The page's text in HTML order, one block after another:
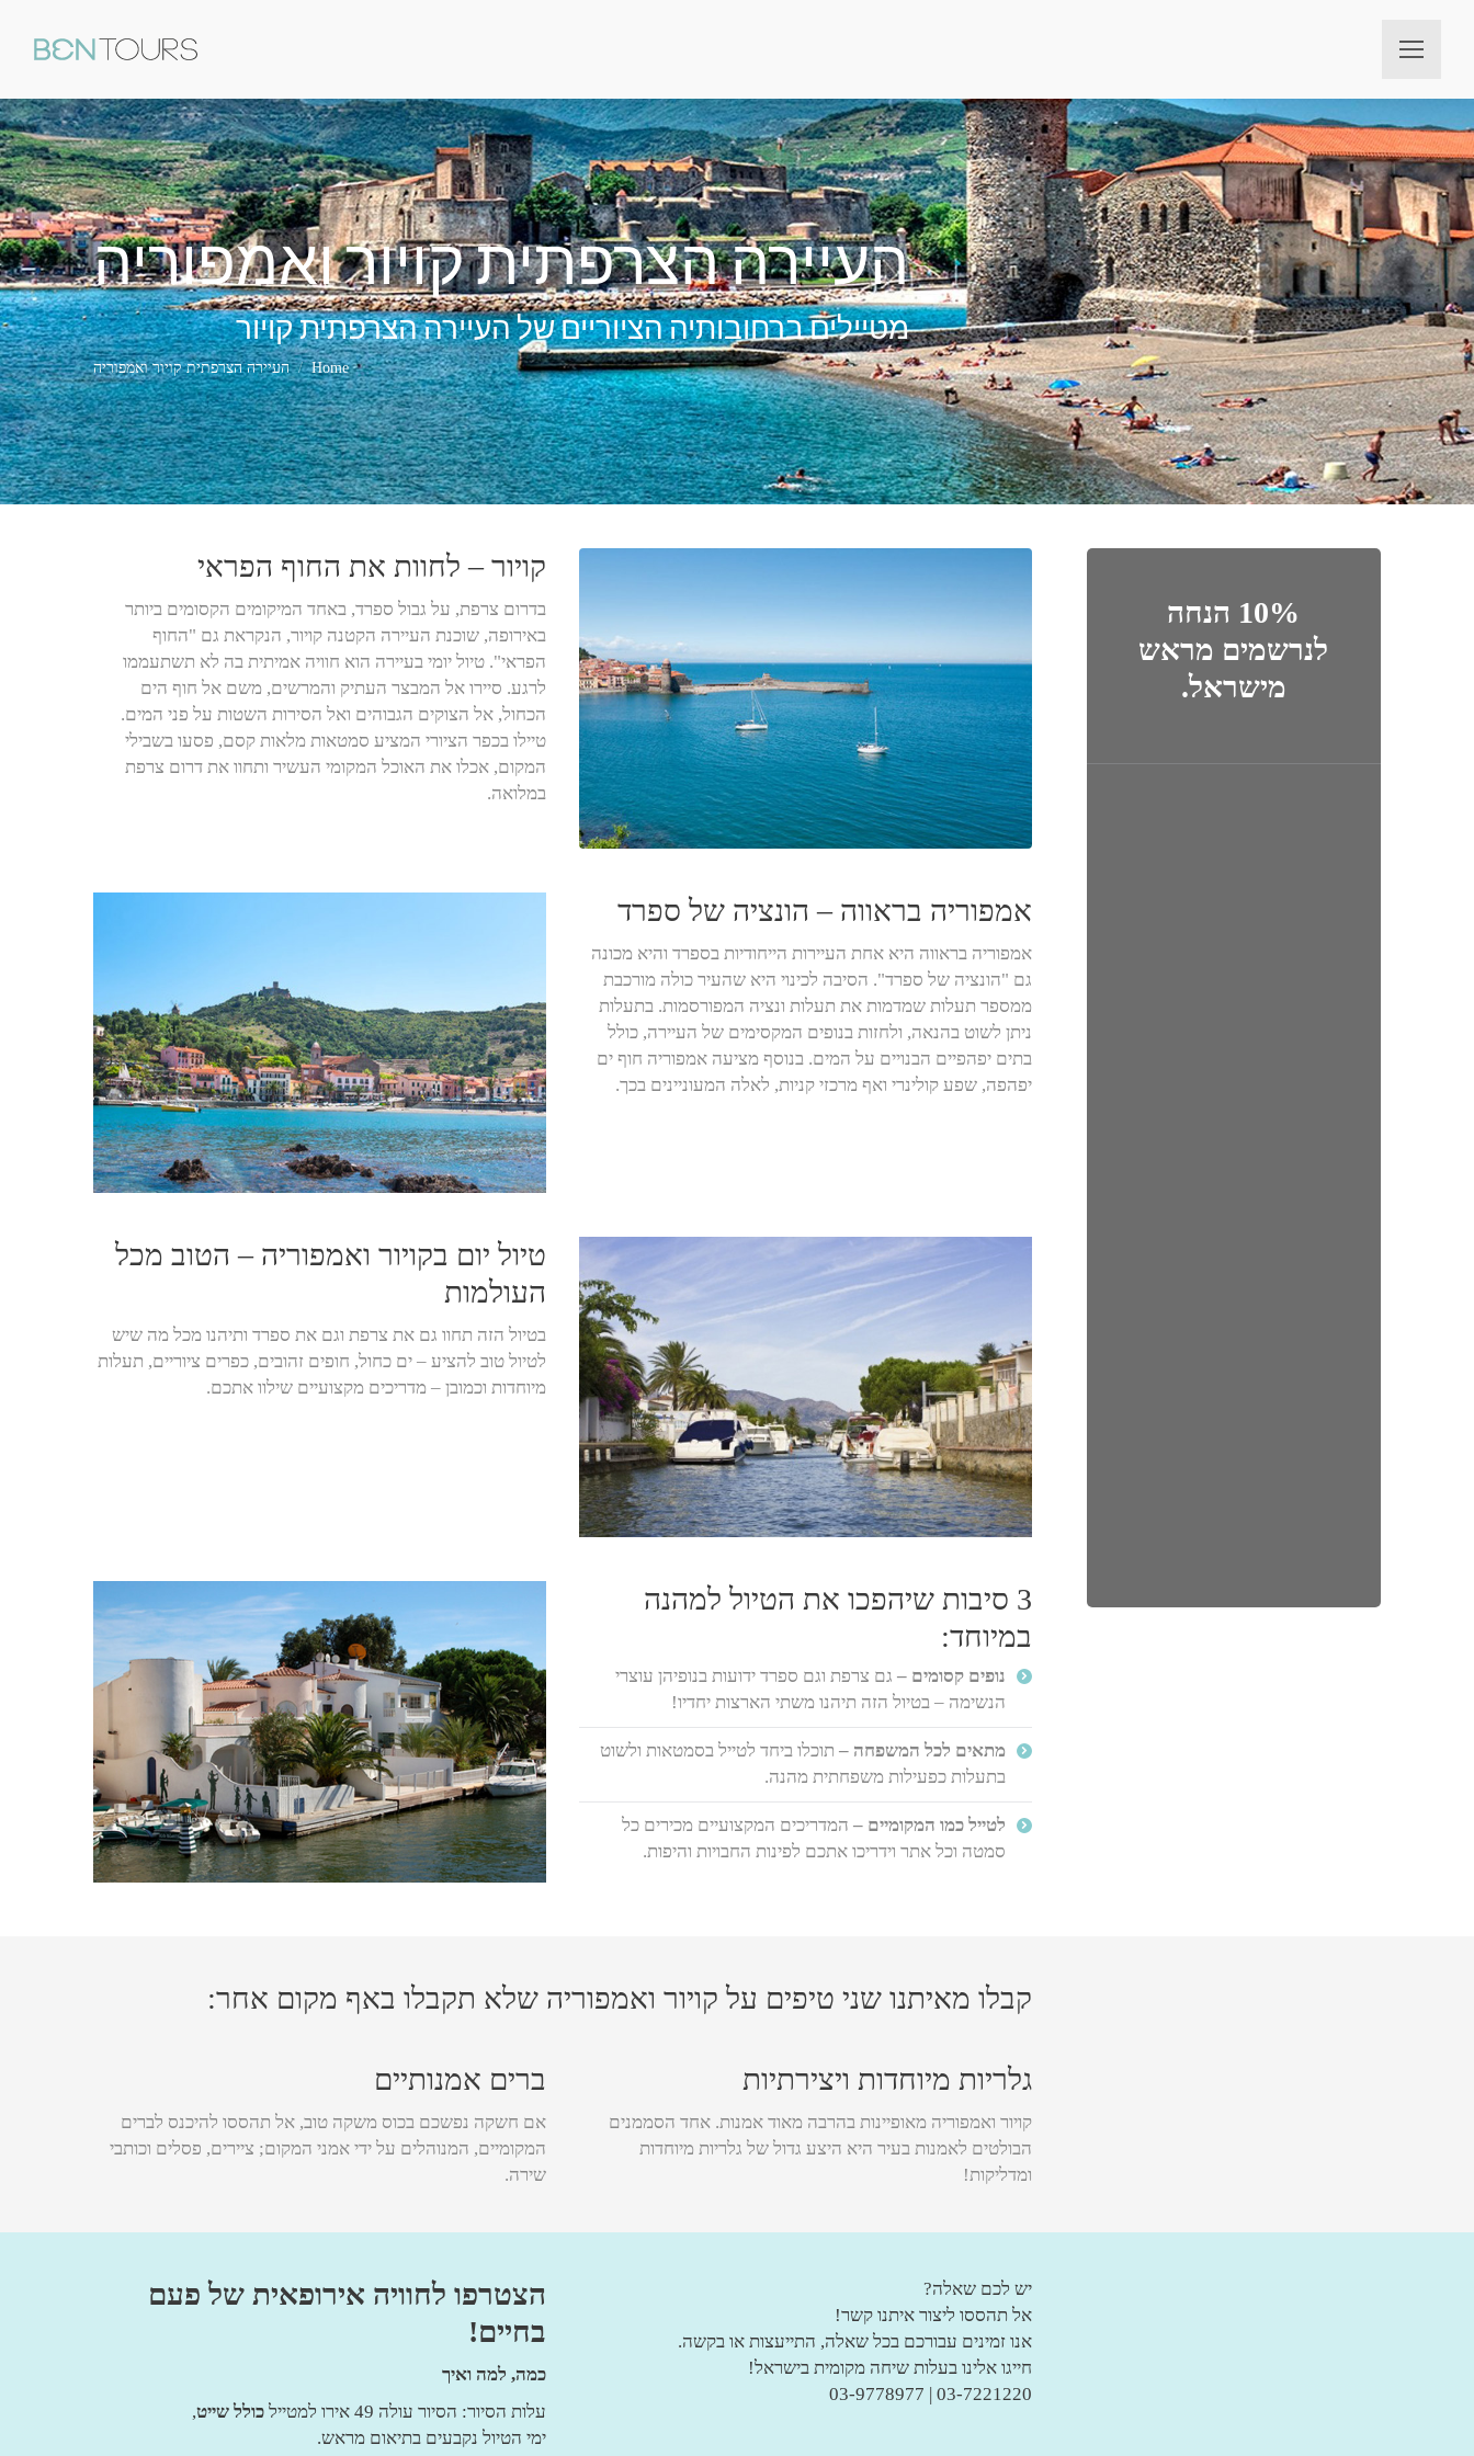
העיירה הצרפתית קויור ואמפוריה
מטיילים ברחובותיה הציוריים של העיירה הצרפתית קויור
You are here:
Home העיירה הצרפתית קויור ואמפוריה
קויור – לחוות את החוף הפראי
בדרום צרפת, על גבול ספרד, באחד המיקומים הקסומים ביותר
באירופה, שוכנת העיירה הקטנה קויור, הנקראת גם "החוף
הפראי". טיול יומי בעיירה הוא חוויה אמיתית בה לא תשתעממו
לרגע. סיירו אל המבצר העתיק והמרשים, משם אל חוף הים
הכחול, אל הצוקים הגבוהים ואל הסירות השטות על פני המים.
טיילו בכפר הציורי המציע סמטאות מלאות קסם, פסעו בשבילי
המקום, אכלו את האוכל המקומי העשיר ותחוו את דרום צרפת
במלואה.
אמפוריה בראווה – הונציה של ספרד
אמפוריה בראווה היא אחת העיירות הייחודיות בספרד והיא מכונה
גם "הונציה של ספרד". הסיבה לכינוי היא שהעיר כולה מורכבת
ממספר תעלות שמדמות את תעלות ונציה המפורסמות. בתעלות
ניתן לשוט בהנאה, ולחזות בנופים המקסימים של העיירה, כולל
בתים יפהפיים הבנויים על המים. בנוסף מציעה אמפוריה חוף ים
יפהפה, שפע קולינרי ואף מרכזי קניות, לאלה המעוניינים בכך.
טיול יום בקויור ואמפוריה – הטוב מכל
העולמות
בטיול הזה תחוו גם את צרפת וגם את ספרד ותיהנו מכל מה שיש
לטיול טוב להציע – ים כחול, חופים זהובים, כפרים ציוריים, תעלות
מיוחדות וכמובן – מדריכים מקצועיים שילוו אתכם.
3 סיבות שיהפכו את הטיול למהנה
במיוחד:
נופים קסומים – גם צרפת וגם ספרד ידועות בנופיהן עוצרי
הנשימה – בטיול הזה תיהנו משתי הארצות יחדיו!
מתאים לכל המשפחה – תוכלו ביחד לטייל בסמטאות ולשוט
בתעלות כפעילות משפחתית מהנה.
לטייל כמו המקומיים – המדריכים המקצועיים מכירים כל
סמטה וכל אתר וידריכו אתכם לפינות החבויות והיפות.
קבלו מאיתנו שני טיפים על קויור ואמפוריה שלא תקבלו באף מקום אחר:
ברים אמנותיים
אם חשקה נפשכם בכוס משקה טוב, אל תהססו להיכנס לברים
המקומיים, המנוהלים על ידי אמני המקום; ציירים, פסלים וכותבי
שירה.
גלריות מיוחדות ויצירתיות
קויור ואמפוריה מאופיינות בהרבה מאוד אמנות. אחד הסממנים
הבולטים לאמנות בעיר היא היצע גדול של גלריות מיוחדות
ומדליקות!
הצטרפו לחוויה אירופאית של פעם
בחיים!
כמה, למה ואיך
עלות הסיור: הסיור עולה 49 אירו למטייל
כולל שייט,
ימי הטיול נקבעים בתיאום מראש.
יש לכם שאלה?
אל תהססו ליצור איתנו קשר!
אנו זמינים עבורכם בכל שאלה, התייעצות או בקשה.
חייגו אלינו בעלות שיחה מקומית בישראל!
03-7221220 | 03-9778977
10% הנחה
לנרשמים מראש
מישראל.